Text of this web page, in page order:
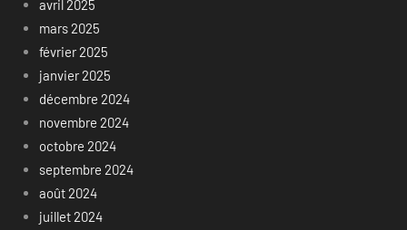
avril 2025
mars 2025
février 2025
janvier 2025
décembre 2024
novembre 2024
octobre 2024
septembre 2024
août 2024
juillet 2024